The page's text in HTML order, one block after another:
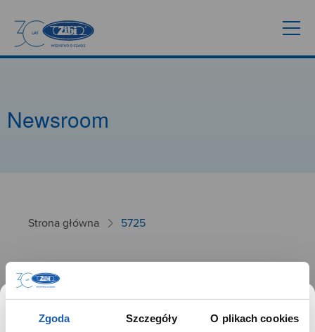
Zgoda Szczegóły O plikach cookies
Newsroom
Strona główna 5725
5725
26.09.2024